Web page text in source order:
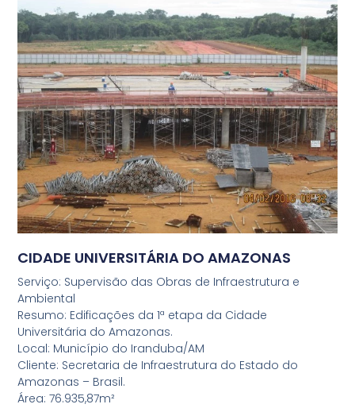
CIDADE UNIVERSITÁRIA DO AMAZONAS
Serviço: Supervisão das Obras de Infraestrutura e
Ambiental
Resumo: Edificações da 1ª etapa da Cidade
Universitária do Amazonas.
Local: Município do Iranduba/AM
Cliente: Secretaria de Infraestrutura do Estado do
Amazonas – Brasil.
Área: 76.935,87m²